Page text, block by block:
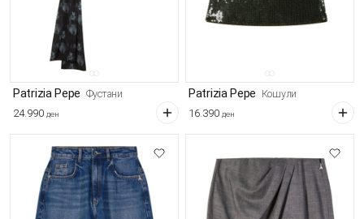
Patrizia Pepe Фустани
24.990 ден
Patrizia Pepe Кошули
16.390 ден